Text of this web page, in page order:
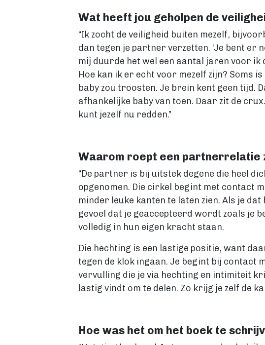
Wat heeft jou geholpen de
“Ik zocht de veiligheid buiten mezelf,
dan tegen je partner verzetten. ‘Je bent er
mij duurde het wel een aantal jaren voor ik
Hoe kan ik er echt voor mezelf zijn? Soms
baby zou troosten. Je brein kent geen tijd.
afhankelijke baby van toen. Daar zit de
kunt jezelf nu redden.”
Waarom roept een partnerrelatie
“De partner is bij uitstek degene die heel
opgenomen. Die cirkel begint met contact
minder leuke kanten te laten zien. Als je
gevoel dat je geaccepteerd wordt zoals je
volledig in hun eigen kracht staan.
Die hechting is een lastige positie, want
tegen de klok ingaan. Je begint bij contact
vervulling die je via hechting en intimiteit
lastig vindt om te delen. Zo krijg je zelf de
Hoe was het om het boek te